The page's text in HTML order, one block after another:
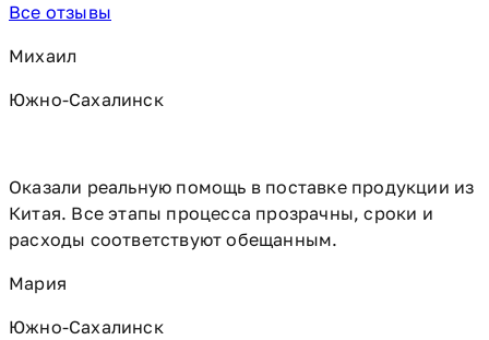
Все отзывы
Михаил
Южно-Сахалинск
Оказали реальную помощь в поставке продукции из
Китая. Все этапы процесса прозрачны, сроки и
расходы соответствуют обещанным.
Мария
Южно-Сахалинск